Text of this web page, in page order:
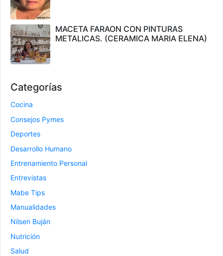
MACETA FARAON CON PINTURAS
METALICAS. (CERAMICA MARIA ELENA)
Categorías
Cocina
Consejos Pymes
Deportes
Desarrollo Humano
Entrenamiento Personal
Entrevistas
Mabe Tips
Manualidades
Nilsen Buján
Nutrición
Salud